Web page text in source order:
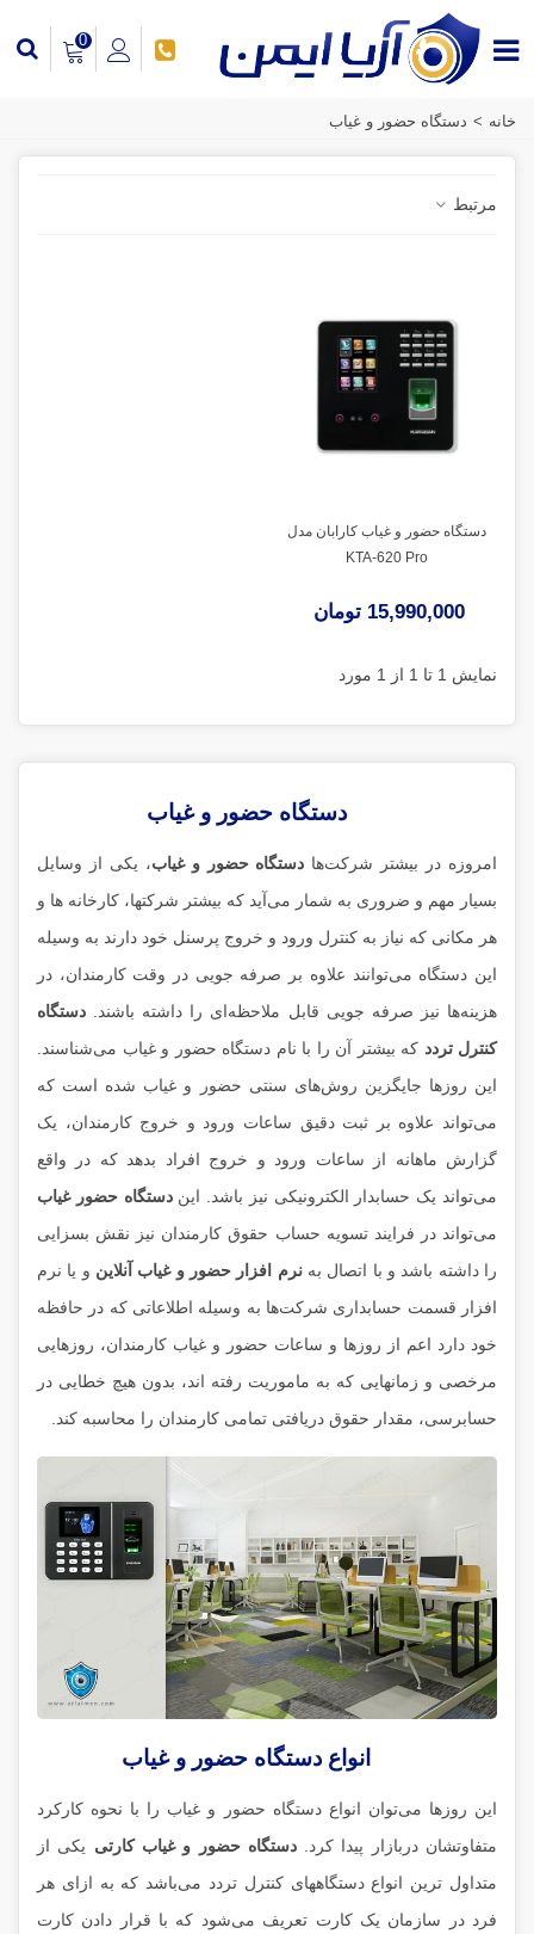
0
خانه > دستگاه حضور و غیاب
مرتبط
دستگاه حضور و غیاب کارابان مدل
KTA-620 Pro
15,990,000 تومان
نمایش 1 تا 1 از 1 مورد
دستگاه حضور و غیاب
امروزه در بیشتر شرکت‌ها دستگاه حضور و غیاب، یکی از وسایل
بسیار مهم و ضروری به شمار می‌آید که بیشتر شرکتها، کارخانه ها و
هر مکانی که نیاز به کنترل ورود و خروج پرسنل خود دارند به وسیله
این دستگاه می‌توانند علاوه بر صرفه جویی در وقت کارمندان، در
هزینه‌ها نیز صرفه جویی قابل ملاحظه‌ای را داشته باشند.
دستگاه
کنترل تردد که بیشتر آن را با نام دستگاه حضور و غیاب می‌شناسند.
این روز‌ها جایگزین روش‌های سنتی حضور و غیاب شده است که
می‌تواند علاوه بر ثبت دقیق ساعات ورود و خروج کارمندان، یک
گزارش ماهانه از ساعات ورود و خروج افراد بدهد که در واقع
می‌تواند یک حسابدار الکترونیکی نیز باشد. ایندستگاه حضور غیاب
می‌تواند در فرایند تسویه حساب حقوق کارمندان نیز نقش بسزایی
را داشته باشد و با اتصال بهنرم افزار حضور و غیاب آنلاین و یا نرم
افزار قسمت حسابداری شرکت‌ها به وسیله اطلاعاتی که در حافظه
خود دارد اعم از روزها و ساعات حضور و غیاب کارمندان، روزهایی
مرخصی و زمانهایی که به ماموریت رفته اند، بدون هیچ خطایی در
حسابرسی، مقدار حقوق دریافتی تمامی کارمندان را محاسبه کند.
انواع دستگاه حضور و غیاب
این روزها می‌توان انواع دستگاه حضور و غیاب را با نحوه کارکرد
متفاوتشان دربازار پیدا کرد.دستگاه حضور و غیاب کارتی یکی از
متداول ترین انواع دستگاههای کنترل تردد می‌باشد که به ازای هر
فرد در سازمان یک کارت تعریف می‌شود که با قرار دادن کارت